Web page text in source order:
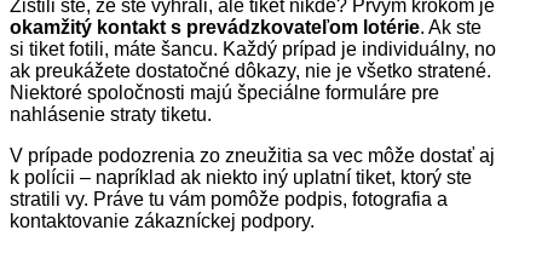
Zistili ste, že ste vyhrali, ale tiket nikde? Prvým krokom je
okamžitý kontakt s prevádzkovateľom lotérie. Ak ste
si tiket fotili, máte šancu. Každý prípad je individuálny, no
ak preukážete dostatočné dôkazy, nie je všetko stratené.
Niektoré spoločnosti majú špeciálne formuláre pre
nahlásenie straty tiketu.
V prípade podozrenia zo zneužitia sa vec môže dostať aj
k polícii – napríklad ak niekto iný uplatní tiket, ktorý ste
stratili vy. Práve tu vám pomôže podpis, fotografia a
kontaktovanie zákazníckej podpory.